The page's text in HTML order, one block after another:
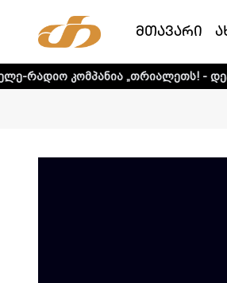
მთავარი
„თრიალეთს! - დეტალური